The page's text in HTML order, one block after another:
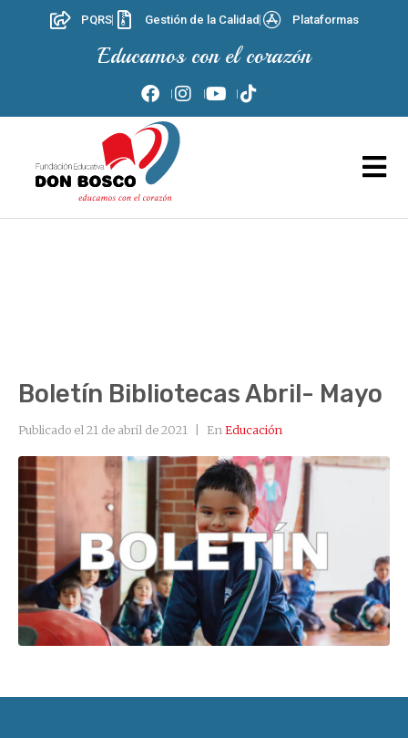
PQRS Gestión de la Calidad Plataformas
Educamos con el corazón
Boletín Bibliotecas Abril- Mayo
Publicado el 21 de abril de 2021 En Educación